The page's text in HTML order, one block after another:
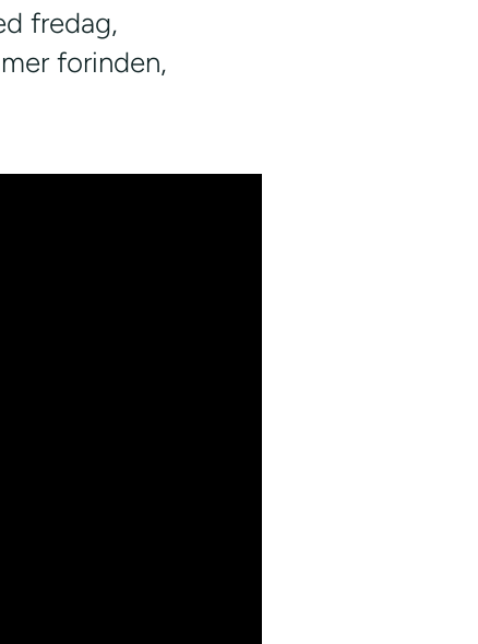
fredag,
forinden,